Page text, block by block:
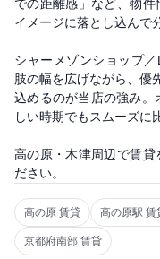
での距離感」など、物
イメージに落とし込んで
シャーメゾンショップ
肢の幅を広げながら、優
込めるのが当店の強み。
しい時期でもスムーズに
高の原・木津周辺で賃貸
ださい。
高の原 賃貸 高の原駅 賃
京都府南部 賃貸